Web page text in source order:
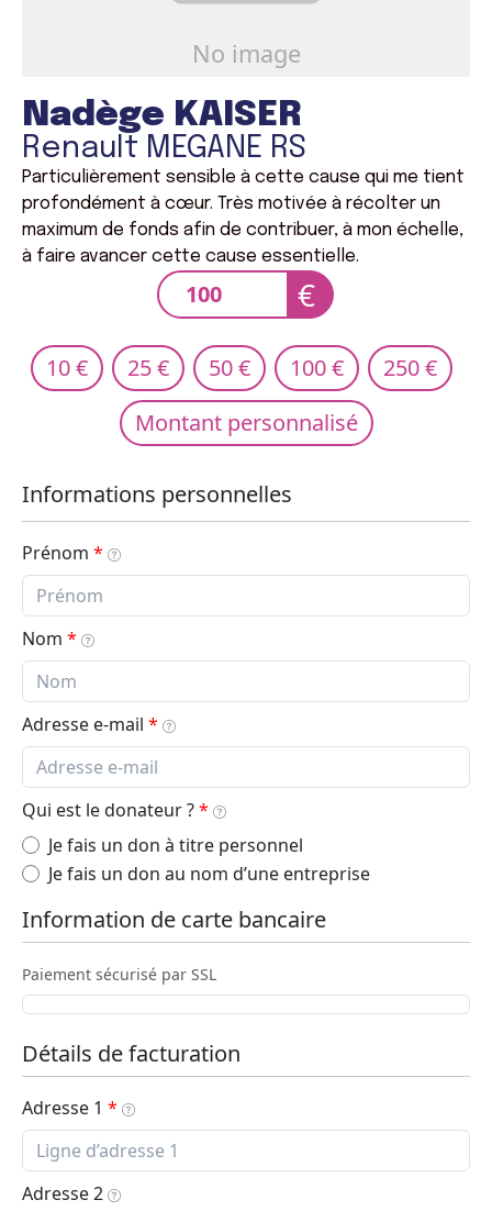
Nadège KAISER
Renault MEGANE RS
Particulièrement sensible à cette cause qui me tient
profondément à cœur. Très motivée à récolter un
maximum de fonds afin de contribuer, à mon échelle,
à faire avancer cette cause essentielle.